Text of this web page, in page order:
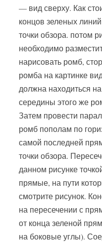
— вид сверху. Как
концов зеленых
точки обзора. потом
необходимо
нарисовать ромб,
ромба на картинке
должна находиться
середины этого же
Затем провести
ромб пополам по
самой последней
точки обзора.
данном рисунке
прямые, на пути
смотрите рисунок.
на пересечении с
от конца зеленой
на боковые углы).